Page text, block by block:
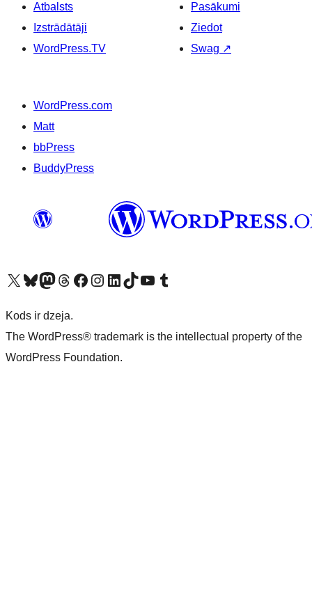
Atbalsts
Izstrādātāji
WordPress.TV
Pasākumi
Ziedot
Swag ↗
WordPress.com
Matt
bbPress
BuddyPress
Apmeklējiet mūsu X (agrāk Twitter) kontu
Apmeklējiet mūsu Bluesky kontu
Apmeklējiet mūsu Mastodon kontu
Apmeklējiet mūsu Threads kontu
Apmeklējiet mūsu Facebook lapuApmeklējiet mūsu Instagram kontu
Apmeklējiet mūsu LinkedIn kontu
Apmeklējiet mūsu TikTok kontu
Apmeklējiet mūsu YouTube kanālu
Apmeklējiet mūsu Tumblr kontu
Kods ir dzeja.
The WordPress® trademark is the intellectual property of the
WordPress Foundation.